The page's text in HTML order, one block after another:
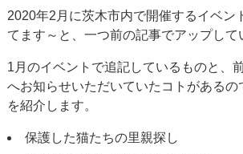
2020年2月に茨木市内で開催するイベン
てます～と、一つ前の記事でアップして
1月のイベントで追記しているものと、
へお知らせいただいていたコトがあるの
を紹介します。
保護した猫たちの里親探し